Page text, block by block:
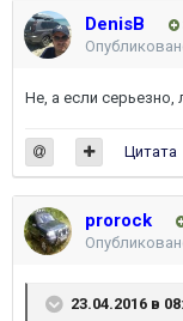
DenisB
Не, а если серьезно,
Цитата
prorock
23.04.2016 в